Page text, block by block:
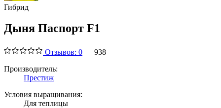
Гибрид
Дыня Паспорт F1
Отзывов: 0
938
Производитель:
Престиж
Условия выращивания:
Для теплицы